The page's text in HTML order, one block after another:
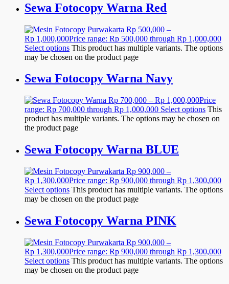
Sewa Fotocopy Warna Red
Rp 500,000 –
Rp 1,000,000Price range: Rp 500,000 through Rp 1,000,000
Select options This product has multiple variants. The options
may be chosen on the product page
Sewa Fotocopy Warna Navy
Rp 700,000 – Rp 1,000,000Price
range: Rp 700,000 through Rp 1,000,000 Select options This
product has multiple variants. The options may be chosen on
the product page
Sewa Fotocopy Warna BLUE
Rp 900,000 –
Rp 1,300,000Price range: Rp 900,000 through Rp 1,300,000
Select options This product has multiple variants. The options
may be chosen on the product page
Sewa Fotocopy Warna PINK
Rp 900,000 –
Rp 1,300,000Price range: Rp 900,000 through Rp 1,300,000
Select options This product has multiple variants. The options
may be chosen on the product page